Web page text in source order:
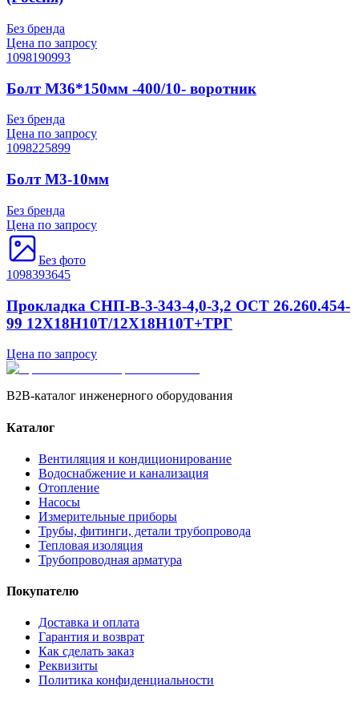
Без бренда
Цена по запросу
1098190993
Болт М36*150мм -400/10- воротник
Без бренда
Цена по запросу
1098225899
Болт М3-10мм
Без бренда
Цена по запросу
Без фото
1098393645
Прокладка СНП-В-3-343-4,0-3,2 ОСТ 26.260.454-
99 12Х18Н10Т/12Х18Н10Т+ТРГ
Цена по запросу
B2B-каталог инженерного оборудования
Каталог
Вентиляция и кондиционирование
Водоснабжение и канализация
Отопление
Насосы
Измерительные приборы
Трубы, фитинги, детали трубопровода
Тепловая изоляция
Трубопроводная арматура
Покупателю
Доставка и оплата
Гарантия и возврат
Как сделать заказ
Реквизиты
Политика конфиденциальности